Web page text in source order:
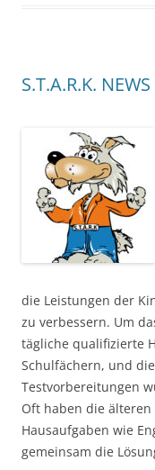
S.T.A.R.K.
die Leistungen der
zu verbessern. Um
tägliche qualifizierte
Schulfächern, und
Testvorbereitungen
Oft haben die
Hausaufgaben wie
gemeinsam die